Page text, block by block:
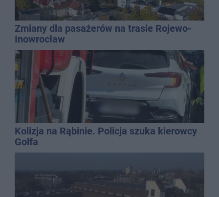
Zmiany dla pasażerów na trasie Rojewo-
Inowrocław
Kolizja na Rąbinie. Policja szuka kierowcy
Golfa